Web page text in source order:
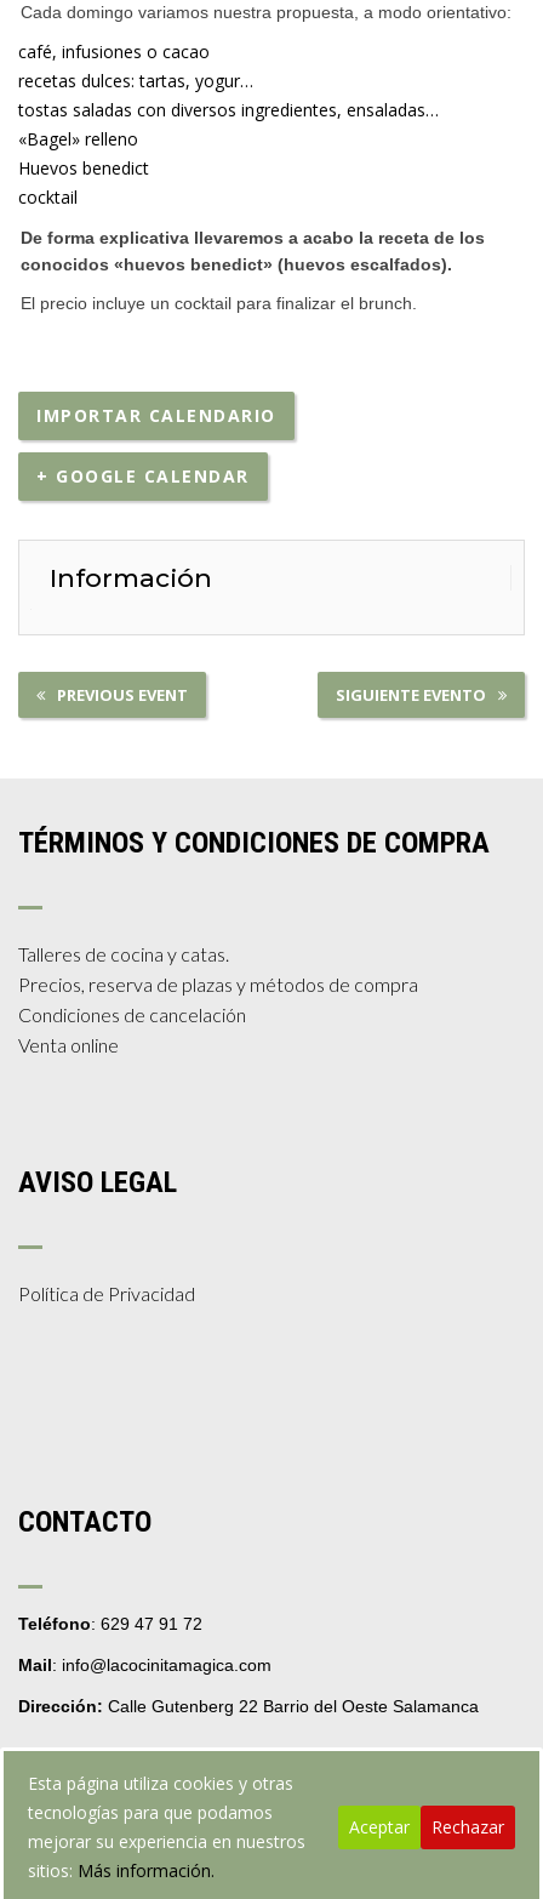
Cada domingo variamos nuestra propuesta, a modo orientativo:
café, infusiones o cacao
recetas dulces: tartas, yogur…
tostas saladas con diversos ingredientes, ensaladas…
«Bagel» relleno
Huevos benedict
cocktail
De forma explicativa llevaremos a acabo la receta de los
conocidos «huevos benedict» (huevos escalfados).
El precio incluye un cocktail para finalizar el brunch.
IMPORTAR CALENDARIO
+ GOOGLE CALENDAR
Información
PREVIOUS EVENT SIGUIENTE EVENTO
TÉRMINOS Y CONDICIONES DE COMPRA
Talleres de cocina y catas.
Precios, reserva de plazas y métodos de compra
Condiciones de cancelación
Venta online
AVISO LEGAL
Política de Privacidad
CONTACTO
Teléfono: 629 47 91 72
Mail: info@lacocinitamagica.com
Dirección: Calle Gutenberg 22 Barrio del Oeste Salamanca
Web realizada por webpruebarafafo.com
Esta página utiliza cookies y otras
tecnologías para que podamos
mejorar su experiencia en nuestros
sitios: Más información.
Aceptar Rechazar